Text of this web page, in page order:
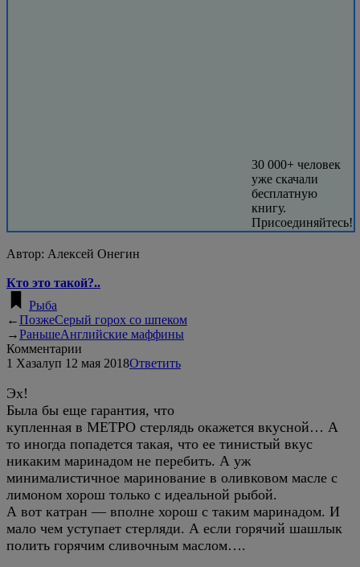
30 000+ человек
уже скачали
бесплатную
книгу.
Присоединяйтесь!
Автор: Алексей Онегин
Кто это такой?..
Рыба
←ПозжеСерый горох со шпеком
→РаньшеАнглийские маффины
Комментарии
1 Хазалуп 12 мая 2018Ответить
Эх!
Была бы еще гарантия, что
купленная в МЕТРО стерлядь окажется вкусной… А
то иногда попадется такая, что ее тинистый вкус
никаким маринадом не перебить. А уж
минималистичное маринование в оливковом масле с
лимоном хорош только с идеальной рыбой.
А вот катран — вполне хорош с таким маринадом. И
мало чем уступает стерляди. А если горячий шашлык
полить горячим сливочным маслом….